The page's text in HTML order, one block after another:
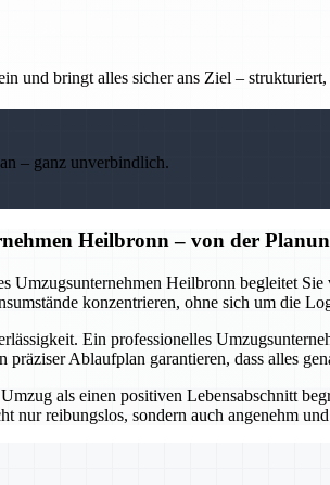
und bringt alles sicher ans Ziel –
– ganz unverbindlich.
Heilbronn – von der
Umzugsunternehmen Heilbronn begleitet
konzentrieren, ohne sich um die
Ein professionelles
Ablaufplan garantieren, dass alles
als einen positiven Lebensabschnitt
nur reibungslos, sondern auch angenehm